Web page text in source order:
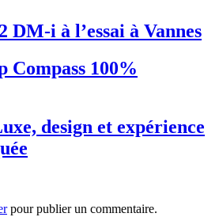
i à l’essai à Vannes
Compass 100%
design et expérience
pour publier un commentaire.